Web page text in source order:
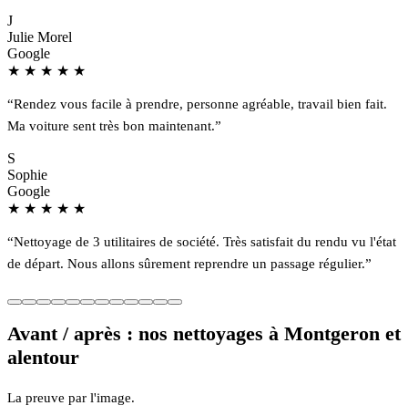
J
Julie Morel
Google
★ ★ ★ ★ ★
“Rendez vous facile à prendre, personne agréable, travail bien fait.
Ma voiture sent très bon maintenant.”
S
Sophie
Google
★ ★ ★ ★ ★
“Nettoyage de 3 utilitaires de société. Très satisfait du rendu vu l'état
de départ. Nous allons sûrement reprendre un passage régulier.”
Avant / après : nos nettoyages à Montgeron et
alentour
La preuve par l'image.